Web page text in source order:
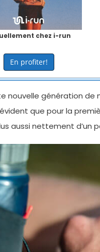
chez i-run
En profiter!
nouvelle génération
que pour la
aussi nettement d’un